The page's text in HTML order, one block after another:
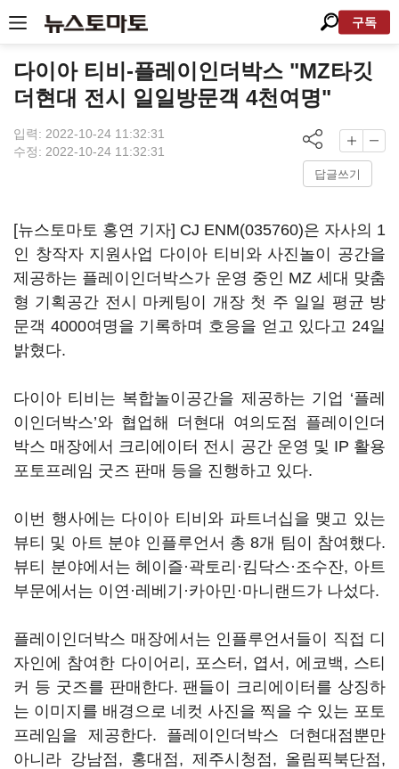
구독
다이아 티비-플레이인더박스 "MZ타깃
더현대 전시 일일방문객 4천여명"
입력: 2022-10-24 11:32:31
수정: 2022-10-24 11:32:31
답글쓰기
[뉴스토마토 홍연 기자] CJ ENM(035760)은 자사의 1
인 창작자 지원사업 다이아 티비와 사진놀이 공간을
제공하는 플레이인더박스가 운영 중인 MZ 세대 맞춤
형 기획공간 전시 마케팅이 개장 첫 주 일일 평균 방
문객 4000여명을 기록하며 호응을 얻고 있다고 24일
밝혔다.
다이아 티비는 복합놀이공간을 제공하는 기업 ‘플레
이인더박스’와 협업해 더현대 여의도점 플레이인더
박스 매장에서 크리에이터 전시 공간 운영 및 IP 활용
포토프레임 굿즈 판매 등을 진행하고 있다.
이번 행사에는 다이아 티비와 파트너십을 맺고 있는
뷰티 및 아트 분야 인플루언서 총 8개 팀이 참여했다.
뷰티 분야에서는 헤이즐·곽토리·킴닥스·조수잔, 아트
부문에서는 이연·레베기·카아민·마니랜드가 나섰다.
플레이인더박스 매장에서는 인플루언서들이 직접 디
자인에 참여한 다이어리, 포스터, 엽서, 에코백, 스티
커 등 굿즈를 판매한다. 팬들이 크리에이터를 상징하
는 이미지를 배경으로 네컷 사진을 찍을 수 있는 포토
프레임을 제공한다. 플레이인더박스 더현대점뿐만
아니라 강남점, 홍대점, 제주시청점, 올림픽북단점,